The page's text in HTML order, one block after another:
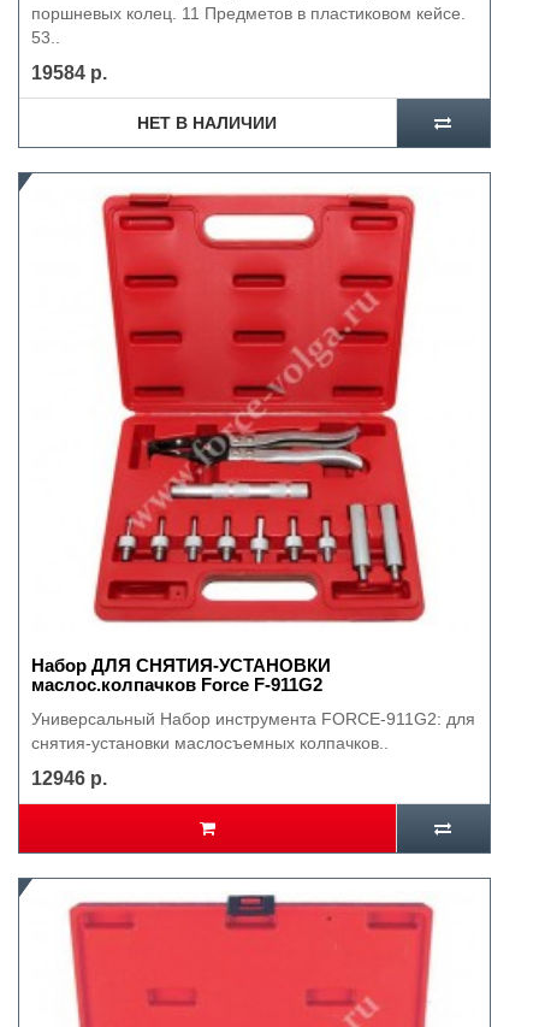
поршневых колец. 11 Предметов в пластиковом кейсе.
53..
19584 р.
НЕТ В НАЛИЧИИ
Набор ДЛЯ СНЯТИЯ-УСТАНОВКИ
маслос.колпачков Force F-911G2
Универсальный Набор инструмента FORCE-911G2: для
снятия-установки маслосъемных колпачков..
12946 р.